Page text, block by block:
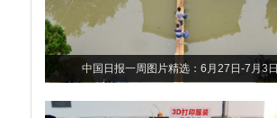
中国日报一周图片精选：6月27日-7月3日